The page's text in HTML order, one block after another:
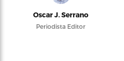
Oscar J. Serrano
Periodista Editor